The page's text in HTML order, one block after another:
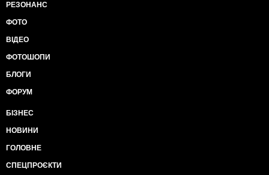
РЕЗОНАНС
ФОТО
ВІДЕО
ФОТОШОПИ
БЛОГИ
ФОРУМ
БІЗНЕС
НОВИНИ
ГОЛОВНЕ
СПЕЦПРОЄКТИ